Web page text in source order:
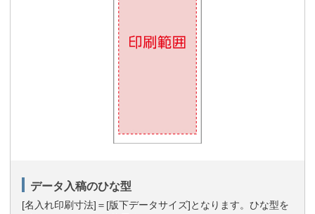
データ入稿のひな型
[名入れ印刷寸法]＝[版下データサイズ]となります。ひな型を